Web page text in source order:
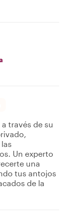
través de su
Un experto
una
tus antojos
de la